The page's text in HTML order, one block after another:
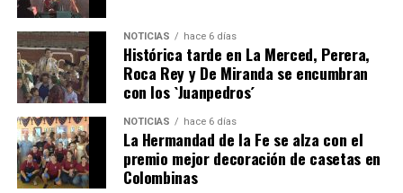
SEXTA CORRIDA DE LAS FIESTAS COLOMBINAS
2026
NOTICIAS hace 6 días
Histórica tarde en La Merced, Perera,
Roca Rey y De Miranda se encumbran
con los `Juanpedros´
NOTICIAS hace 6 días
La Hermandad de la Fe se alza con el
premio mejor decoración de casetas en
Colombinas